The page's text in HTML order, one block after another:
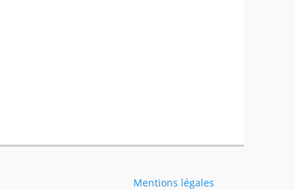
Mentions légales